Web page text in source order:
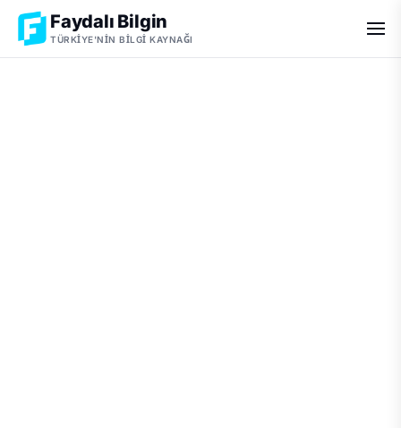
Faydalı Bilgin
TÜRKIYE'NIN BILGI KAYNAĞI